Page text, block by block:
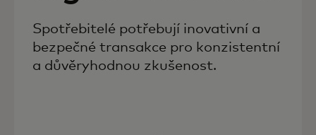
Spotřebitelé potřebují inovativní a
bezpečné transakce pro konzistentní
a důvěryhodnou zkušenost.